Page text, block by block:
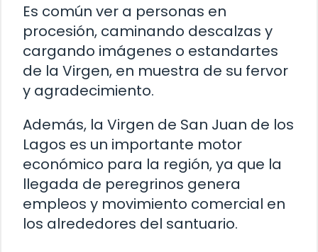
Es común ver a personas en
procesión, caminando descalzas y
cargando imágenes o estandartes
de la Virgen, en muestra de su fervor
y agradecimiento.
Además, la Virgen de San Juan de los
Lagos es un importante motor
económico para la región, ya que la
llegada de peregrinos genera
empleos y movimiento comercial en
los alrededores del santuario.